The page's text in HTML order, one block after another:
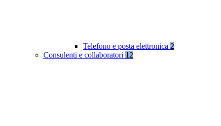
Telefono e posta elettronica 2
Consulenti e collaboratori 12